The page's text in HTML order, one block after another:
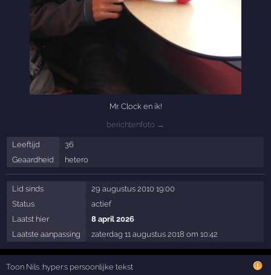
Mr. Clock en ik!
berichtenfoto →
Leeftijd
36
Geaardheid
hetero
Lid sinds
29 augustus 2010 19:00
Status
actief
Laatst hier
8 april 2026
Laatste aanpassing
zaterdag 11 augustus 2018 om 10:42
Toon Nils :hyper:s persoonlijke tekst